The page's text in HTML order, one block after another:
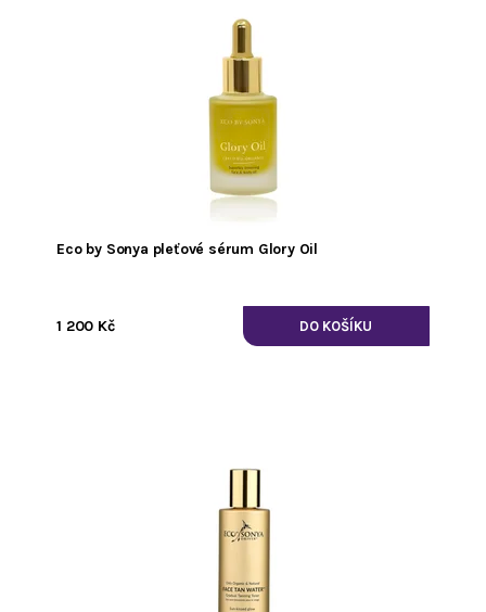
Eco by Sonya pleťové sérum Glory Oil
1 200 Kč